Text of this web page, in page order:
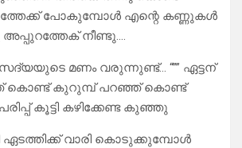
പോകുമ്പോൾ എന്റെ കണ്ണുകൾ
അപ്പുറത്തേക് നീണ്ടു….
മണം വരുന്നുണ്ട്… “”” ഏട്ടന്
കൊണ്ട് കുറുമ്പ് പറഞ്ഞ് കൊണ്ട്
പരിപ്പ് കൂട്ടി കഴിക്കേണ്ട കുഞ്ഞു
ഏടത്തിക്ക് വാരി കൊടുക്കുമ്പോൾ